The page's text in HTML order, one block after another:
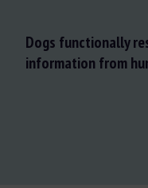
Dogs functionally
information from